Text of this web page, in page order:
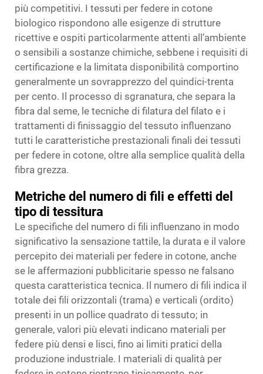
più competitivi. I tessuti per federe in cotone
biologico rispondono alle esigenze di strutture
ricettive e ospiti particolarmente attenti all’ambiente
o sensibili a sostanze chimiche, sebbene i requisiti di
certificazione e la limitata disponibilità comportino
generalmente un sovrapprezzo del quindici-trenta
per cento. Il processo di sgranatura, che separa la
fibra dal seme, le tecniche di filatura del filato e i
trattamenti di finissaggio del tessuto influenzano
tutti le caratteristiche prestazionali finali dei tessuti
per federe in cotone, oltre alla semplice qualità della
fibra grezza.
Metriche del numero di fili e effetti del
tipo di tessitura
Le specifiche del numero di fili influenzano in modo
significativo la sensazione tattile, la durata e il valore
percepito dei materiali per federe in cotone, anche
se le affermazioni pubblicitarie spesso ne falsano
questa caratteristica tecnica. Il numero di fili indica il
totale dei fili orizzontali (trama) e verticali (ordito)
presenti in un pollice quadrato di tessuto; in
generale, valori più elevati indicano materiali per
federe più densi e lisci, fino ai limiti pratici della
produzione industriale. I materiali di qualità per